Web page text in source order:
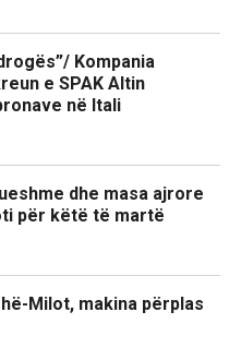
Kompania
e SPAK Altin
në Itali
dhe masa ajrore
për këtë të martë
Milot, makina përplas